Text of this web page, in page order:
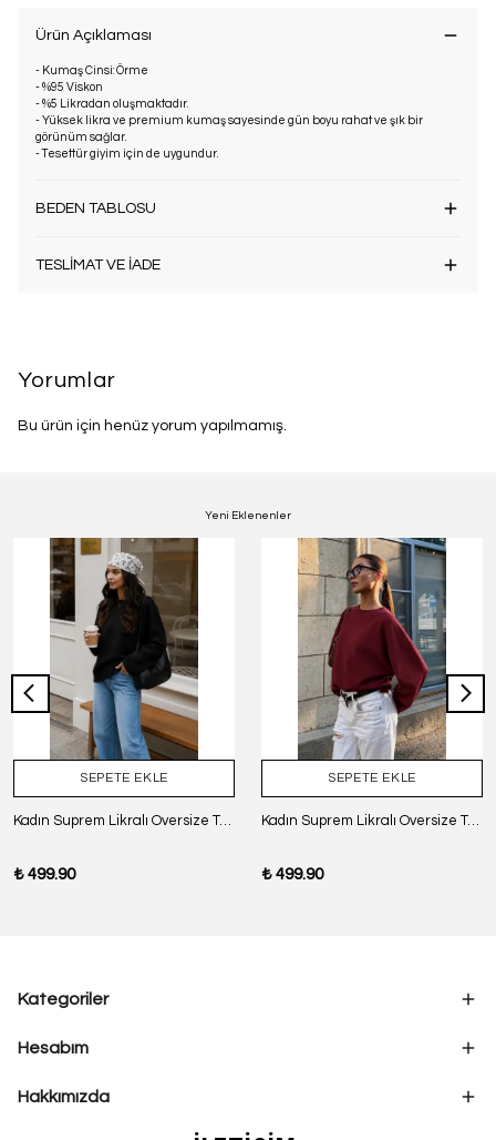
Ürün Açıklaması
- Kumaş Cinsi: Örme
- %95 Viskon
- %5 Likradan oluşmaktadır.
- Yüksek likra ve premium kumaş sayesinde gün boyu rahat ve şık bir
görünüm sağlar.
- Tesettür giyim için de uygundur.
BEDEN TABLOSU
TESLİMAT VE İADE
Yorumlar
Bu ürün için henüz yorum yapılmamış.
Yeni Eklenenler
SEPETE EKLE
Kadın Suprem Likralı Oversize T-Shirt - SİYAH
₺ 499.90
SEPETE EKLE
Kadın Suprem Likralı Oversize T-Shirt - BORDO
₺ 499.90
Kategoriler
Hesabım
Hakkımızda